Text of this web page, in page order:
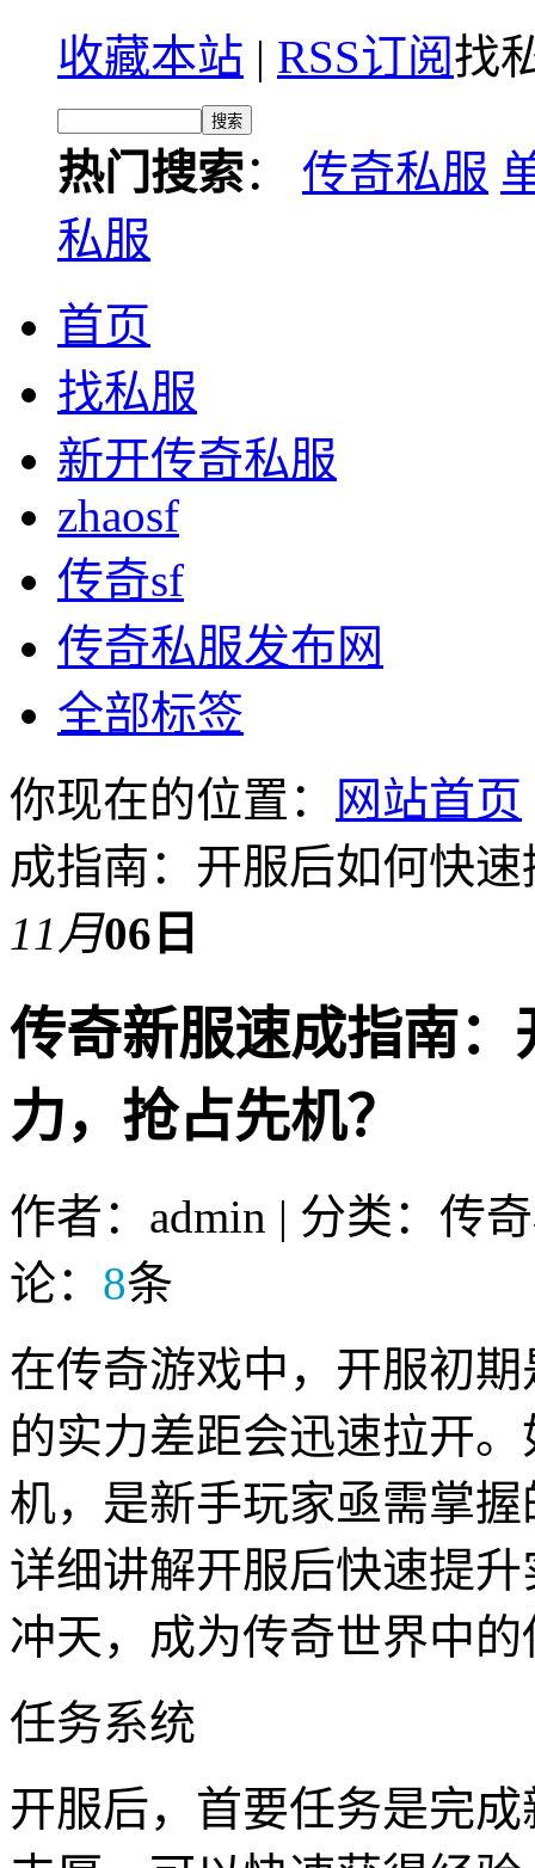
收藏本站 | RSS订阅找
热门搜索： 传奇私服
私服
首页
找私服
新开传奇私服
zhaosf
传奇sf
传奇私服发布网
全部标签
你现在的位置：
网站首页
成指南：开服后如何快
11月06日
传奇新服速成指南
力，抢占先机？
作者：admin | 分类：传
论： 8条
在传奇游戏中，开服初
的实力差距会迅速拉开
机，是新手玩家亟需掌
详细讲解开服后快速提
冲天，成为传奇世界中
任务系统
开服后，首要任务是完